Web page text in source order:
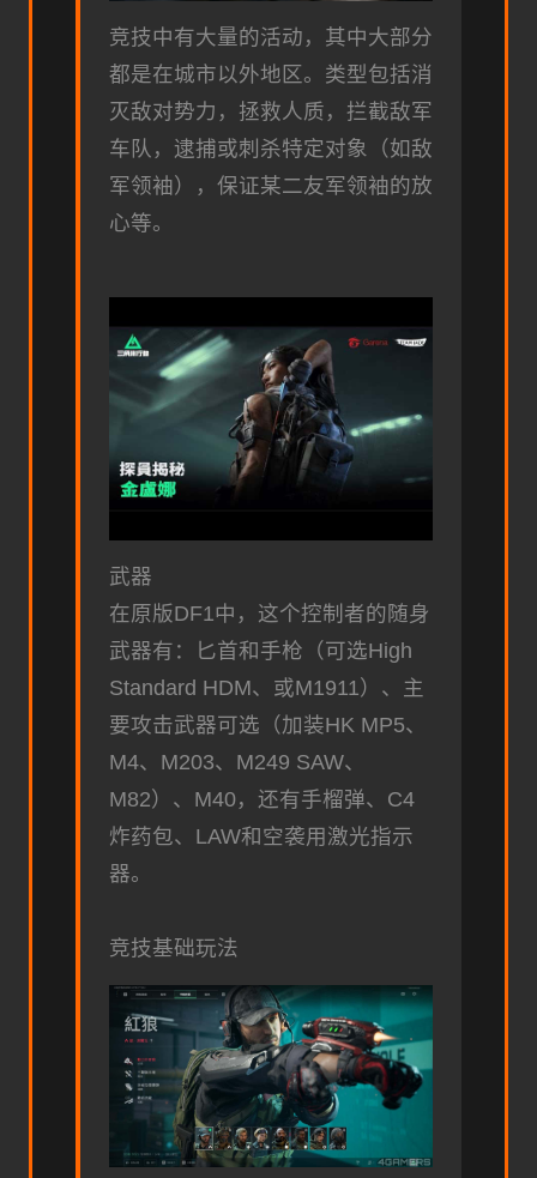
竞技中有大量的活动，其中大部分
都是在城市以外地区。类型包括消
灭敌对势力，拯救人质，拦截敌军
车队，逮捕或刺杀特定对象（如敌
军领袖），保证某二友军领袖的放
心等。
武器
在原版DF1中，这个控制者的随身
武器有：匕首和手枪（可选High
Standard HDM、或M1911）、主
要攻击武器可选（加装HK MP5、
M4、M203、M249 SAW、
M82）、M40，还有手榴弹、C4
炸药包、LAW和空袭用激光指示
器。
竞技基础玩法